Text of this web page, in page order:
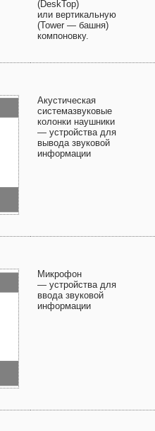
(DeskTop)
или вертикальную
(Tower — башня)
компоновку.
Акустическая
системазвуковые
колонки наушники
— устройства для
вывода звуковой
информации
Микрофон
— устройства для
ввода звуковой
информации